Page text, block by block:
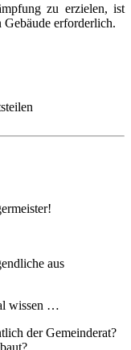
zu erzielen, ist
erforderlich.
aus
wissen …
der Gemeinderat?